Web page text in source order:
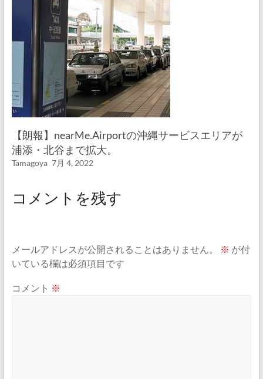
【朗報】nearMe.Airportの沖縄サービスエリアが
浦添・北谷まで拡大。
Tamagoya 7月 4, 2022
コメントを残す
メールアドレスが公開されることはありません。 ※ が付
いている欄は必須項目です
コメント ※